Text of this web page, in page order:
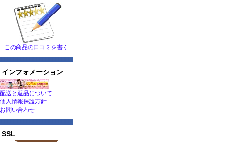
この商品の口コミを書く
インフォメーション
配送と返品について
個人情報保護方針
お問い合わせ
SSL